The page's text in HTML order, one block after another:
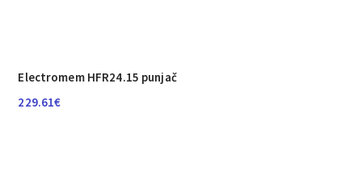
Electromem HFR24.15 punjač
229.61€